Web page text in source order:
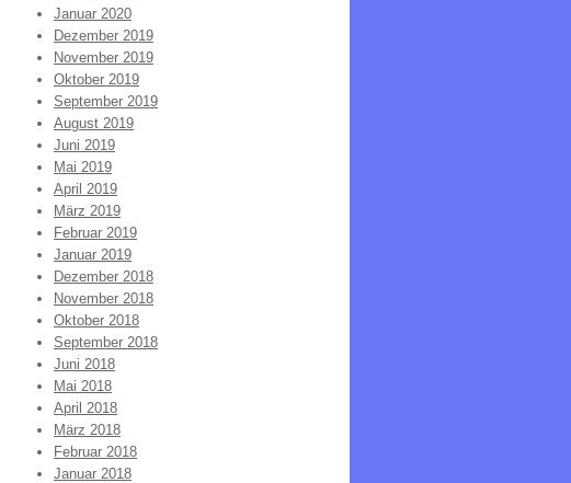
Januar 2020
Dezember 2019
November 2019
Oktober 2019
September 2019
August 2019
Juni 2019
Mai 2019
April 2019
März 2019
Februar 2019
Januar 2019
Dezember 2018
November 2018
Oktober 2018
September 2018
Juni 2018
Mai 2018
April 2018
März 2018
Februar 2018
Januar 2018